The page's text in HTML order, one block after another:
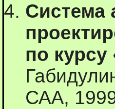
Система
по
САА,